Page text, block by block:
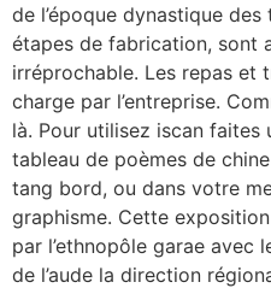
de l’époque dynastique
étapes de fabrication, sont
irréprochable. Les repas et
charge par l’entreprise.
là. Pour utilisez iscan faites
tableau de poèmes de
tang bord, ou dans votre
graphisme. Cette
par l’ethnopôle garae avec
de l’aude la direction